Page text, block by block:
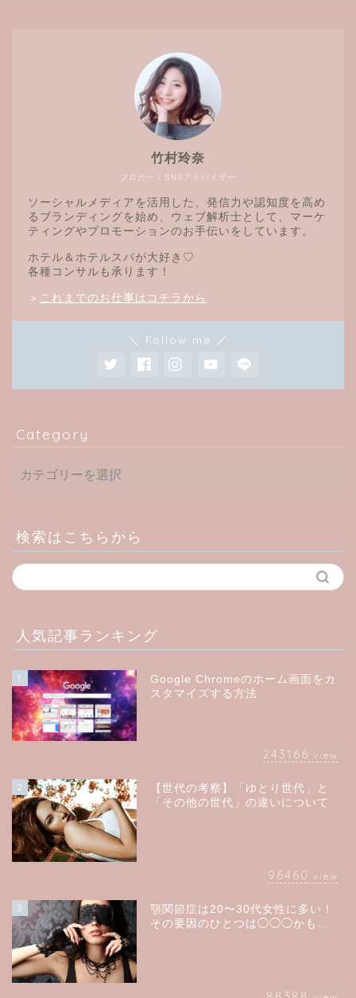
ブロガー / SNSアドバイザー
竹村玲奈
ソーシャルメディアを活用した、発信力や認知度を高め
るブランディングを始め、ウェブ解析士として、マーケ
ティングやプロモーションのお手伝いをしています。
ホテル＆ホテルスパが大好き♡
各種コンサルも承ります！
＞ これまでのお仕事はコチラから
＼ Follow me ／
Category
検索はこちらから
人気記事ランキング
1
Google Chromeのホーム画面をカ
スタマイズする方法
243166 view
2
【世代の考察】「ゆとり世代」と
「その他の世代」の違いについて
96460 view
3
顎関節症は20〜30代女性に多い！
その要因のひとつは◯◯◯かも…